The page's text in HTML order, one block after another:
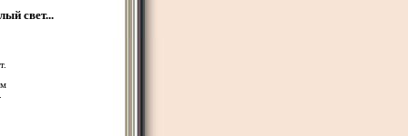
свет...